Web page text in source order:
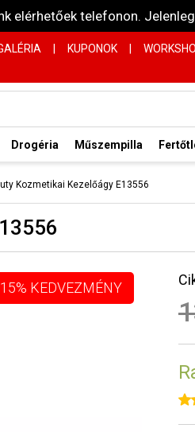
elérhetőek telefonon.
KUPONOK
Drogéria Műszempilla
Kozmetikai Kezelőágy E13556
15% KEDVEZMÉNY